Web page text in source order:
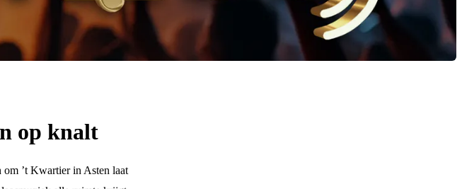
op knalt
om ’t Kwartier in Asten laat